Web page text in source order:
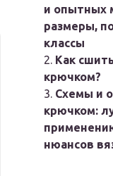
и опытных
размеры,
классы
Как
крючком?
Схемы и
крючком:
нюансов